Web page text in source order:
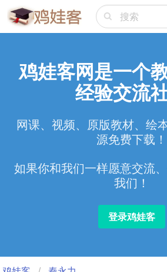
鸡娃客网是一个
经验交流
网课、视频、原版教材、绘
源免费下载！
如果你和我们一样愿意交流
我们！
登录鸡娃客